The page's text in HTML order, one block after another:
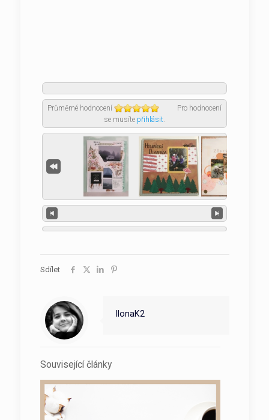
Průměrné hodnocení
Pro hodnocení
se musíte přihlásit.
Sdílet
IlonaK2
Související články